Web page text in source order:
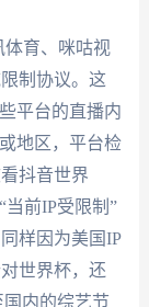
体育、咪咕视
制协议。这
平台的直播内
地区，平台检
抖音世界
前IP受限制”
样因为美国IP
世界杯，还
内的综艺节